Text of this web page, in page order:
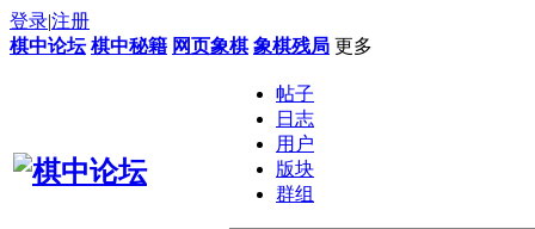
登录|注册
棋中论坛 棋中秘籍 网页象棋 象棋残局 更多
帖子
日志
用户
版块
群组